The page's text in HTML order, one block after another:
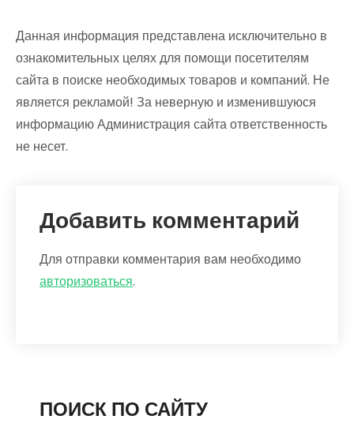
Данная информация представлена исключительно в
ознакомительных целях для помощи посетителям
сайта в поиске необходимых товаров и компаний. Не
является рекламой! За неверную и изменившуюся
информацию Администрация сайта ответственность
не несет.
Добавить комментарий
Для отправки комментария вам необходимо
авторизоваться.
ПОИСК ПО САЙТУ